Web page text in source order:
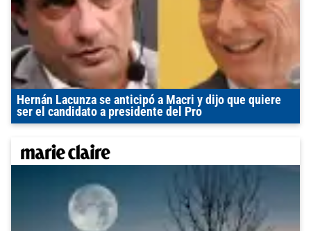
Hernán Lacunza se anticipó a Macri y dijo que quiere
ser el candidato a presidente del Pro